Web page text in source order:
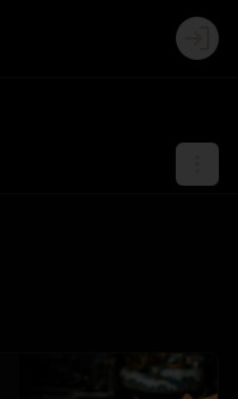
Login